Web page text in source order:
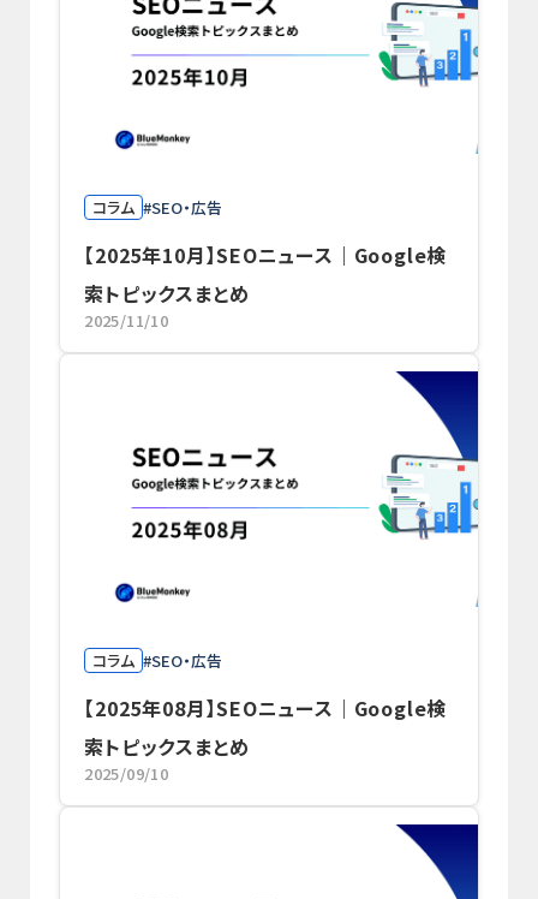
コラム SEO・広告
【2025年10月】SEOニュース｜Google検
索トピックスまとめ
2025/11/10
コラム SEO・広告
【2025年08月】SEOニュース｜Google検
索トピックスまとめ
2025/09/10